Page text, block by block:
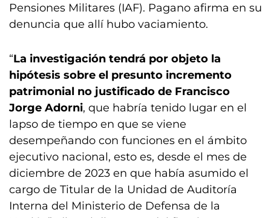
Pensiones Militares (IAF). Pagano afirma en su
denuncia que allí hubo vaciamiento.
“La investigación tendrá por objeto la
hipótesis sobre el presunto incremento
patrimonial no justificado de Francisco
Jorge Adorni, que habría tenido lugar en el
lapso de tiempo en que se viene
desempeñando con funciones en el ámbito
ejecutivo nacional, esto es, desde el mes de
diciembre de 2023 en que había asumido el
cargo de Titular de la Unidad de Auditoría
Interna del Ministerio de Defensa de la